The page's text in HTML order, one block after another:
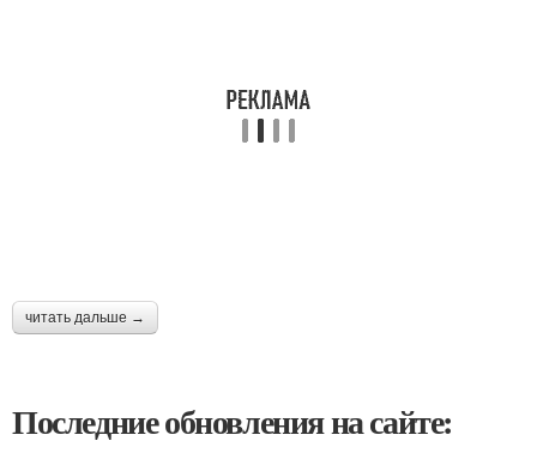
читать дальше →
Последние обновления на сайте: